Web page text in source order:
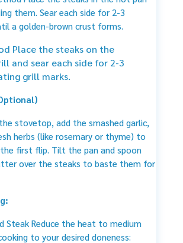
them. Sear each side for 2-3
a golden-brown crust forms.
Place the steaks on the
and sear each side for 2-3
grill marks.
stovetop, add the smashed garlic,
herbs (like rosemary or thyme) to
first flip. Tilt the pan and spoon
over the steaks to baste them for
Steak Reduce the heat to medium
to your desired doneness: